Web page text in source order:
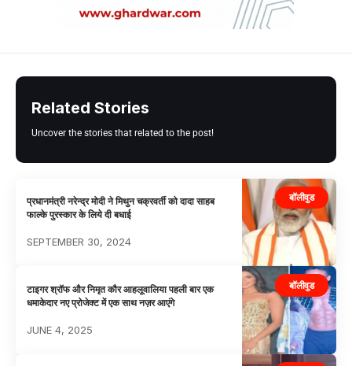
Related Stories
Uncover the stories that related to the post!
बॉलीवुड
प्रधानमंत्री नरेन्द्र मोदी ने मिथुन चक्रवर्ती को दादा साहब
फाल्के पुरस्कार के लिये दी बधाई
SEPTEMBER 30, 2024
बॉलीवुड
टाइगर श्रॉफ और निमृत कौर आहलूवालिया पहली बार एक
धमाकेदार नए प्रोजेक्ट में एक साथ नज़र आएंगे
JUNE 4, 2025